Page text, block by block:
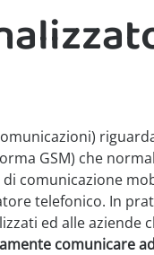
GSM) che
comunicazione
telefonico. In
ed alle aziende
comunicare